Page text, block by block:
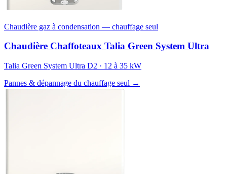
Chaudière gaz à condensation — chauffage seul
Chaudière Chaffoteaux Talia Green System Ultra
Talia Green System Ultra D2 · 12 à 35 kW
Pannes & dépannage du chauffage seul →